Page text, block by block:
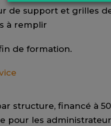
de support et grilles
à remplir
de formation.
structure, financé à
pour les